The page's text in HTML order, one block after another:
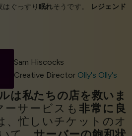
はぐっすり眠れそうです。
レジェンド
Sam Hiscocks
Creative Director Olly's Olly's
は私たちの店を救いま
ーサービスも 非常に良
、忙しいチケットのオ